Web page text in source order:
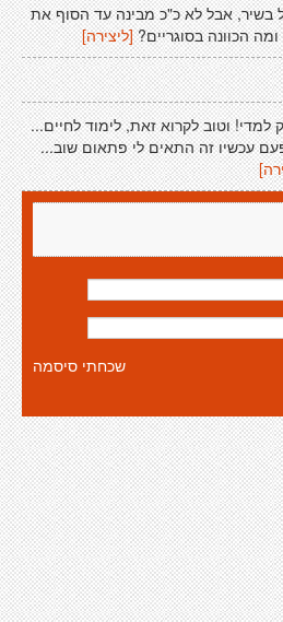
בשיר, אבל לא כ"כ מבינה עד הסוף את
הכוונה בסוגריים? [ליצירה]
וטוב לקרוא זאת, לימוד לחיים...
עכשיו זה התאים לי פתאום שוב...
שכחתי סיסמה